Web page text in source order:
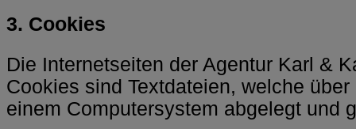
3. Cookies
Die Internetseiten der Agentur Karl &
Cookies sind Textdateien, welche
einem Computersystem abgelegt und